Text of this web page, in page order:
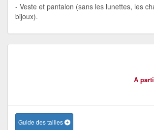
Veste et pantalon (sans les lunettes, les
bijoux).
A
Guide des tailles